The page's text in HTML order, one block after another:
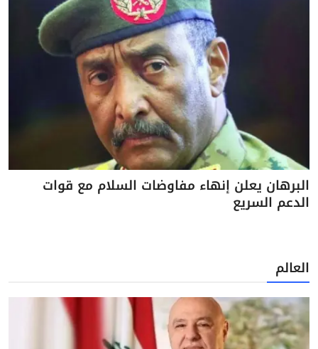
البرهان يعلن إنهاء مفاوضات السلام مع قوات
الدعم السريع
العالم